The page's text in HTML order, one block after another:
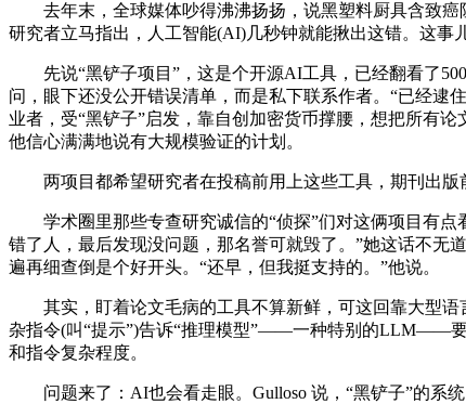
去年末，全球媒体吵得沸沸扬扬，说黑塑料厨具含致癌
研究者立马指出，人工智能(AI)几秒钟就能揪出这错。这事
先说“黑铲子项目”，这是个开源AI工具，已经翻看了500
问，眼下还没公开错误清单，而是私下联系作者。“已经逮
业者，受“黑铲子”启发，靠自创加密货币撑腰，想把所有
他信心满满地说有大规模验证的计划。
两项目都希望研究者在投稿前用上这些工具，期刊出版
学术圈里那些专查研究诚信的“侦探”们对这俩项目有点
错了人，最后发现没问题，那名誉可就毁了。”她这话不无
遍再细查倒是个好开头。“还早，但我挺支持的。”他说。
其实，盯着论文毛病的工具不算新鲜，可这回靠大型语
杂指令(叫“提示”)告诉“推理模型”——一种特别的LLM——要
和指令复杂程度。
问题来了：AI也会看走眼。Gulloso 说，“黑铲子”的系统